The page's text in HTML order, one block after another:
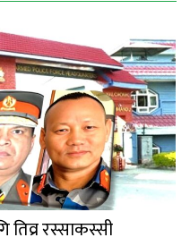
तिव्र रस्साकस्सी